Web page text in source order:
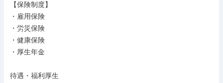
【保険制度】
・雇用保険
・労災保険
・健康保険
・厚生年金
待遇・福利厚生